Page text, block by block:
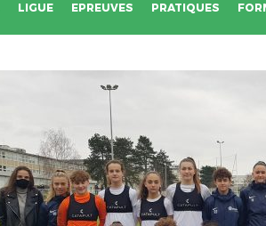
LIGUE EPREUVES PRATIQUES